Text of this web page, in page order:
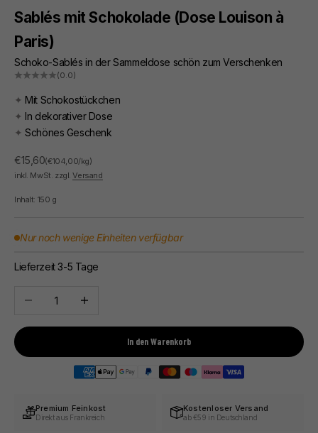
Sablés mit Schokolade (Dose Louison à
Paris)
Schoko-Sablés in der Sammeldose schön zum Verschenken
(0.0)
✦ Mit Schokostückchen
✦ In dekorativer Dose
✦ Schönes Geschenk
Angebot
€15,60(€104,00/kg)
inkl. MwSt. zzgl.Versand
Inhalt: 150 g
Nur noch wenige Einheiten verfügbar
Lieferzeit 3-5 Tage
Anzahl verringernAnzahl erhöhen
In den Warenkorb
Premium Feinkost
Direkt aus Frankreich
Kostenloser Versand
ab €59 in Deutschland